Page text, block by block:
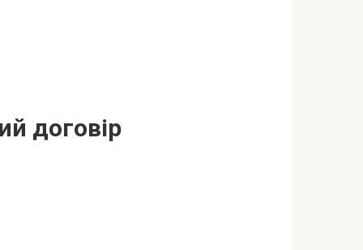
договір